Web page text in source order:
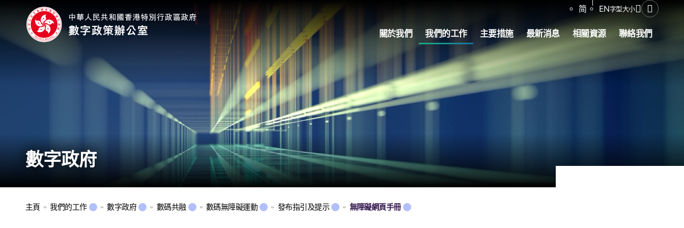
简 EN字型大小分享開啟搜尋
關於我們 我們的工作 主要措施 最新消息 相關資源 聯絡我們
數字政府
主頁 我們的工作 數字政府 數碼共融 數碼無障礙運動 發布指引及提示 無障礙網頁手冊